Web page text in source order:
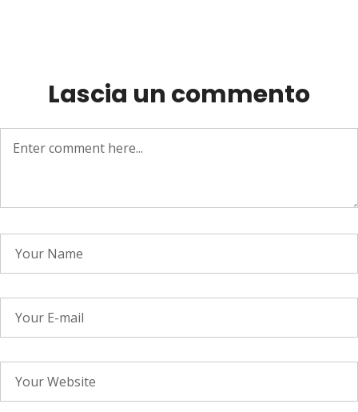
Lascia un commento